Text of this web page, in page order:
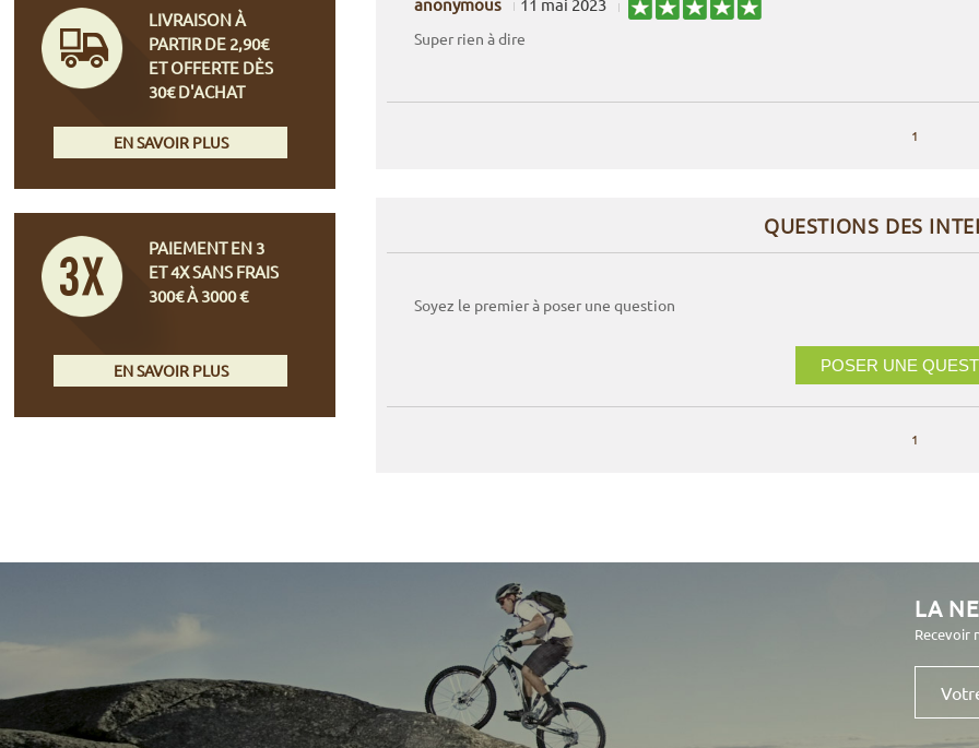
Super rien à dire
1
QUESTIONS DES
Soyez le premier à poser une question
POSER UNE
1
LIVRAISON À
PARTIR DE 2,90€
ET OFFERTE DÈS
30€ D'ACHAT
EN SAVOIR PLUS
PAIEMENT EN 3
ET 4X SANS FRAIS
300€ À 3000 €
EN SAVOIR PLUS
LA
Recevoir
Votre
mail